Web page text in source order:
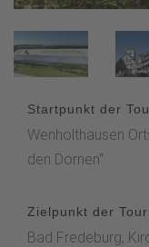
Startpunkt der
Wenholthausen
den Dornen"
Zielpunkt der
Bad Fredeburg,